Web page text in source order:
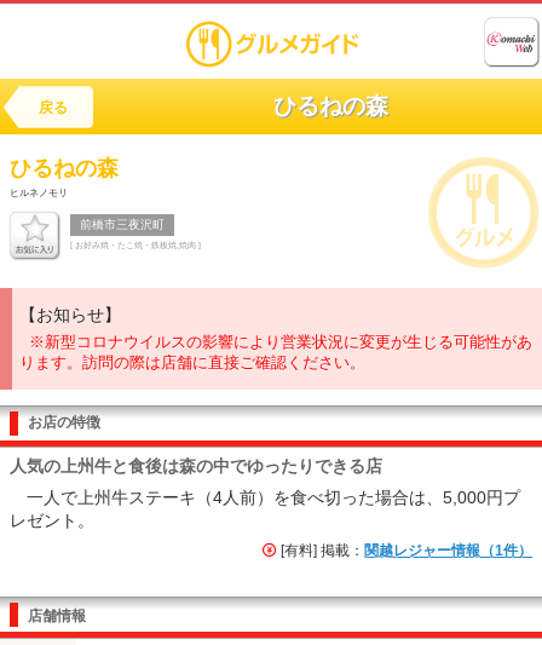
戻る ひるねの森
ひるねの森
ヒルネノモリ
前橋市三夜沢町
[ お好み焼・たこ焼・鉄板焼,焼肉 ]
【お知らせ】
※新型コロナウイルスの影響により営業状況に変更が生じる可能性があ
ります。訪問の際は店舗に直接ご確認ください。
お店の特徴
人気の上州牛と食後は森の中でゆったりできる店
一人で上州牛ステーキ（4人前）を食べ切った場合は、5,000円プ
レゼント。
[有料] 掲載： 関越レジャー情報（1件）
店舗情報